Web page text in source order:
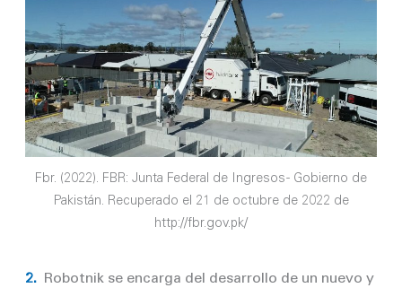
Fbr. (2022). FBR: Junta Federal de Ingresos - Gobierno de
Pakistán. Recuperado el 21 de octubre de 2022 de
http://fbr.gov.pk/
2. Robotnik se encarga del desarrollo de un nuevo y